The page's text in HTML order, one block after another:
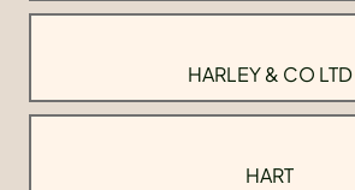
HARLEY & CO LTD
HART